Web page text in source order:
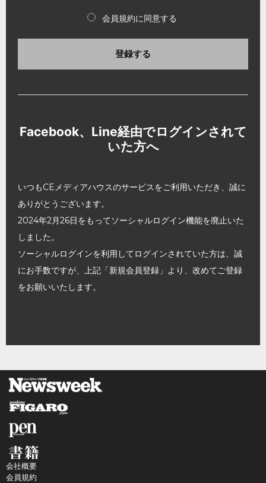
会員規約に同意する
登録する
Facebook、Line経由でログインされて
いた方へ
いつもCEメディアハウスのサービスをご利用いただき、誠に
ありがとうございます。
2024年2月26日をもってソーシャルログイン機能を廃止いた
しました。
ソーシャルログインを利用してログインされていた方は、誠
にお手数ですが、上記「新規会員登録」より、改めてご登録
をお願いいたします。
会社概要
会員規約